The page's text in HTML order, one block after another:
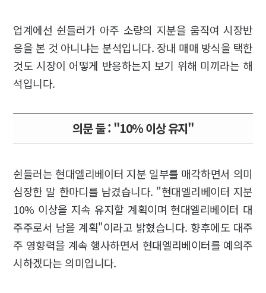
업계에선 쉰들러가 아주 소량의 지분을 움직여 시장반
응을 본 것 아니냐는 분석입니다. 장내 매매 방식을 택한
것도 시장이 어떻게 반응하는지 보기 위해 미끼라는 해
석입니다.
의문 둘 : "10% 이상 유지"
쉰들러는 현대엘리베이터 지분 일부를 매각하면서 의미
심장한 말 한마디를 남겼습니다. "현대엘리베이터 지분
10% 이상을 지속 유지할 계획이며 현대엘리베이터 대
주주로서 남을 계획"이라고 밝혔습니다. 향후에도 대주
주 영향력을 계속 행사하면서 현대엘리베이터를 예의주
시하겠다는 의미입니다.